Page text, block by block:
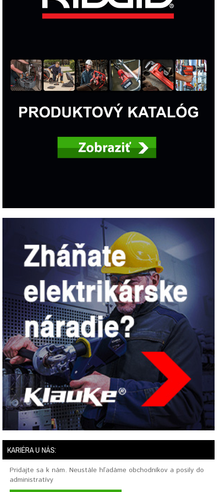
KARIÉRA U NÁS:
Pridajte sa k nám. Neustále hľadáme obchodníkov a posily do
administratívy